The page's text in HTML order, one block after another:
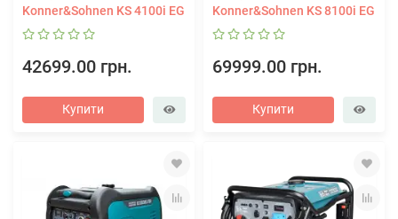
Konner&Sohnen KS 4100i EG
42699.00 грн.
Купити
Konner&Sohnen KS 8100i EG
69999.00 грн.
Купити